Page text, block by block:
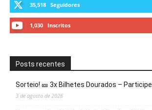
35,518 Seguidores
1,030 Inscritos
Posts recentes
Sorteio! 🎫 3x Bilhetes Dourados – Participe
3 de agosto de 2026